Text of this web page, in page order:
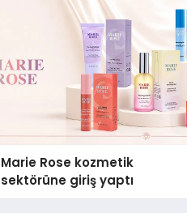
Marie Rose kozmetik
sektörüne giriş yaptı